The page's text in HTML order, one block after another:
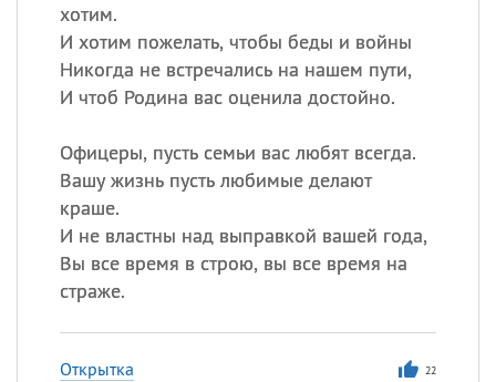
хотим.
И хотим пожелать, чтобы беды и войны
Никогда не встречались на нашем пути,
И чтоб Родина вас оценила достойно.
Офицеры, пусть семьи вас любят всегда.
Вашу жизнь пусть любимые делают
краше.
И не властны над выправкой вашей года,
Вы все время в строю, вы все время на
страже.
Открытка 22